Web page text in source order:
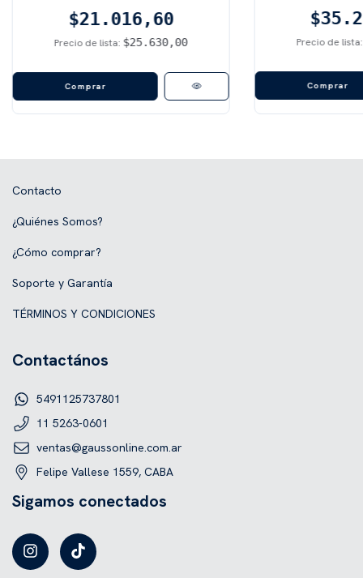
$21.016,60
Precio de lista: $25.630,00 Precio de
Contacto
¿Quiénes Somos?
¿Cómo comprar?
Soporte y Garantía
TÉRMINOS Y CONDICIONES
Contactános
5491125737801
11 5263-0601
ventas@gaussonline.com.ar
Felipe Vallese 1559, CABA
Sigamos conectados